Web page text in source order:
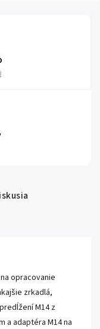
opracovanie
zrkadlá,
M14 z
a adaptéra M14 na